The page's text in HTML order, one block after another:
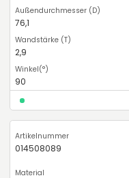
76,1
2,9
90
014508089